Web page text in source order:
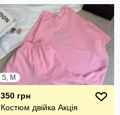
S, M
350 грн
Костюм двійка Акція